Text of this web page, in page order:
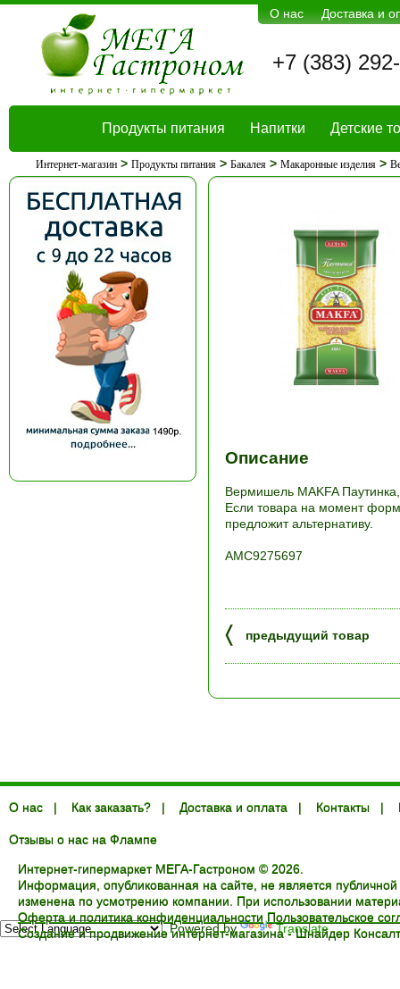
О нас Доставка и
+7 (383)
Продукты питания Напитки Детские
Интернет-магазин> Продукты питания> Бакалея> Макаронные изделия>
Описание
Вермишель MAKFA
Если товара на момент
предложит альтернативу.
АМС9275697
〈 предыдущий товар
О нас | Как заказать? | Доставка и оплата | Контакты |
Отзывы о нас на Флампе
Интернет-гипермаркет МЕГА-Гастроном © 2026.
Информация, опубликованная на сайте, не является
изменена по усмотрению компании. При использовании
Оферта и политика конфиденциальности Пользовательское
Создание и продвижение интернет-магазина -Шнайдер
Powered by Translate